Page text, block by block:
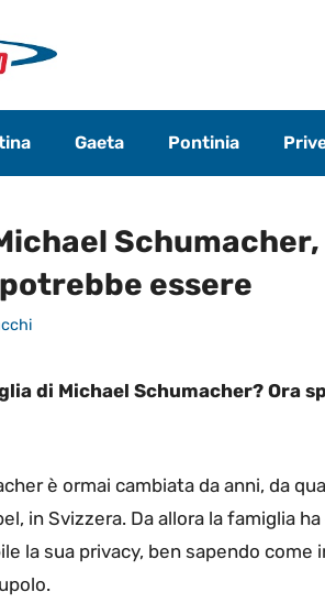
Gaeta Pontinia
essere
di Michael Schumacher? Ora
è ormai cambiata da anni, da
in Svizzera. Da allora la famiglia
la sua privacy, ben sapendo